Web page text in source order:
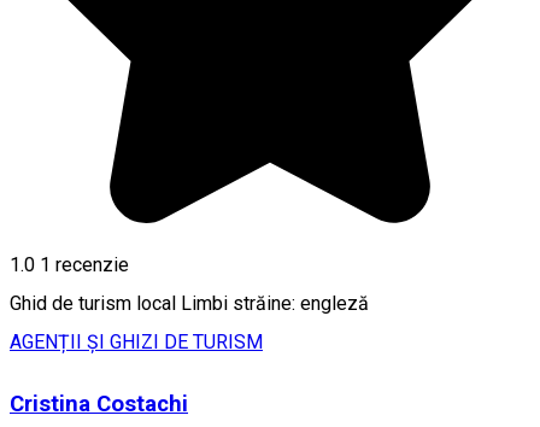
1.0 1 recenzie
Ghid de turism local Limbi străine: engleză
AGENȚII ȘI GHIZI DE TURISM
Cristina Costachi